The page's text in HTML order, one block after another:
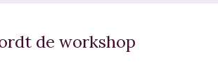
de workshop